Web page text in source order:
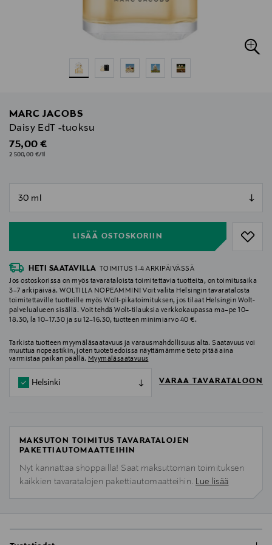
MARC JACOBS
Daisy EdT -tuoksu
Original Price
75,00 €
2 500,00 €/1l
LISÄÄ OSTOSKORIIN
null
HETI SAATAVILLA
TOIMITUS 1-4 ARKIPÄIVÄSSÄ
Jos ostoskorissa on myös tavarataloista toimitettavia tuotteita, on toimitusaika
3–7 arkipäivää. WOLTILLA NOPEAMMIN! Voit valita Helsingin tavaratalosta
toimitettaville tuotteille myös Wolt-pikatoimituksen, jos tilaat Helsingin Wolt-
palvelualueen sisällä. Voit tehdä Wolt-tilauksia verkkokaupassa ma–pe 10–
18.30, la 10–17.30 ja su 12–16.30, tuotteen minimiarvo 40 €.
Tarkista tuotteen myymäläsaatavuus ja varausmahdollisuus alta. Saatavuus voi
muuttua nopeastikin, joten tuotetiedoissa näyttämämme tieto pitää aina
varmistaa paikan päällä. Myymäläsaatavuus
Helsinki VARAA TAVARATALOON
MAKSUTON TOIMITUS TAVARATALOJEN
PAKETTIAUTOMAATTEIHIN
Nyt kannattaa shoppailla! Saat maksuttoman toimituksen
kaikkien tavaratalojen pakettiautomaatteihin. Lue lisää